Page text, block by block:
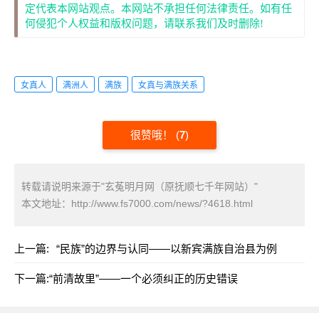
定代表本网站观点。本网站不承担任何法律责任。如有任
何侵犯个人权益和版权问题，请联系我们及时删除!
女真人 满洲人 满族 女真与满族关系
很赞哦！ (7)
转载请说明来源于"玄菟明月网（原抚顺七千年网站）"
本文地址： http://www.fs7000.com/news/?4618.html
上一篇: “民族”的边界与认同——以新宾满族自治县为例
下一篇:“前清故里”——一个必须纠正的历史错误